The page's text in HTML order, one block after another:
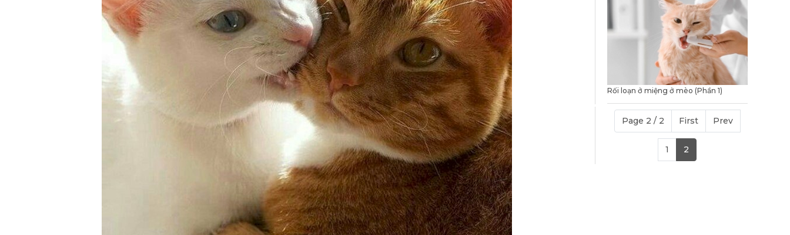
Rối loạn ở miệng ở mèo (Phần 1)
Page 2 / 2 First Prev
1 2